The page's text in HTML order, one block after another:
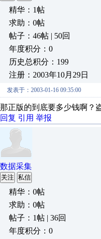
精华：1帖
求助：0帖
帖子：46帖 | 50回
年度积分：0
历史总积分：199
注册：2003年10月29日
发表于：2003-01-16 09:35:00
那正版的到底要多少钱啊？
回复 引用 举报
数据采集
关注 私信
精华：0帖
求助：0帖
帖子：1帖 | 36回
年度积分：0